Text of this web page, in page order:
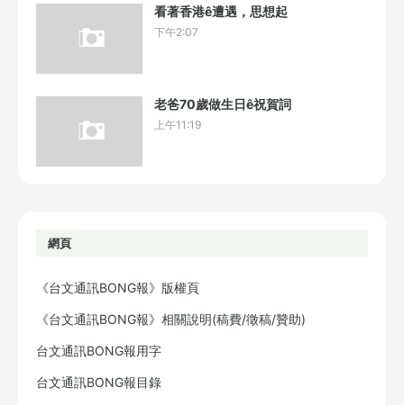
看著香港ê遭遇，思想起
下午2:07
老爸70歲做生日ê祝賀詞
上午11:19
網頁
《台文通訊BONG報》版權頁
《台文通訊BONG報》相關說明(稿費/徵稿/贊助)
台文通訊BONG報用字
台文通訊BONG報目錄